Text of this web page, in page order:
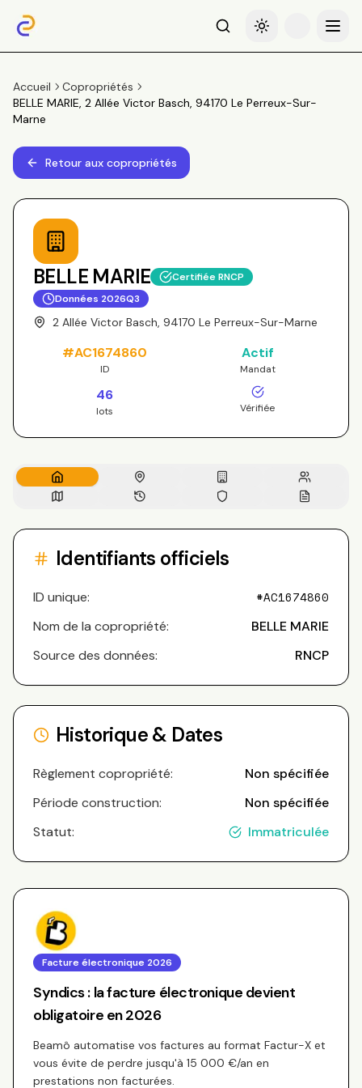
RechercheBasculer le thème
Menu
Accueil
Copropriétés
BELLE MARIE, 2 Allée Victor Basch, 94170 Le Perreux-Sur-
Marne
Retour aux copropriétés
BELLE MARIE
Certifiée RNCP
Données 2026Q3
2 Allée Victor Basch, 94170 Le Perreux-Sur-Marne
#AC1674860
ID
Actif
Mandat
46
lots Vérifiée
Identifiants officiels
ID unique: #AC1674860
Nom de la copropriété:
BELLE MARIE
Source des données:
RNCP
Historique & Dates
Règlement copropriété:
Non spécifiée
Période construction:
Non spécifiée
Statut:
Immatriculée
Facture électronique 2026
Syndics : la facture électronique devient
obligatoire en 2026
Beamô automatise vos factures au format Factur-X et
vous évite de perdre jusqu'à 15 000 €/an en
prestations non facturées.